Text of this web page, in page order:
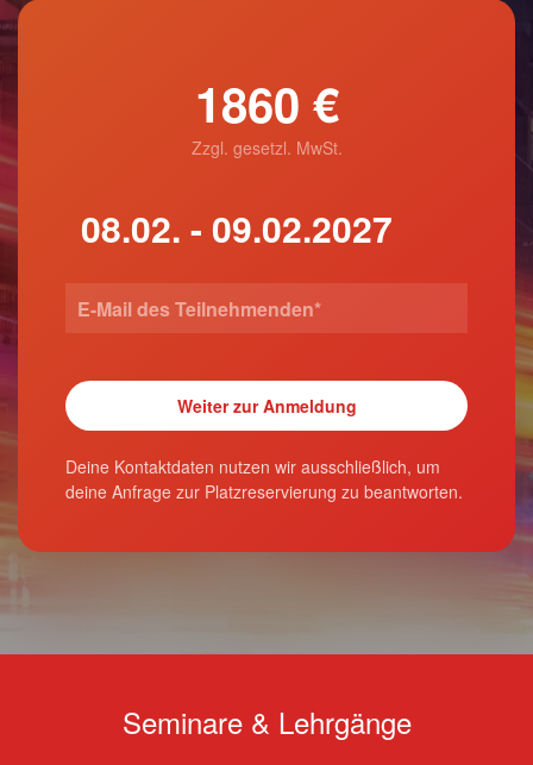
1860 €
Zzgl. gesetzl. MwSt.
Deine Kontaktdaten nutzen wir ausschließlich, um
deine Anfrage zur Platzreservierung zu beantworten.
Seminare & Lehrgänge